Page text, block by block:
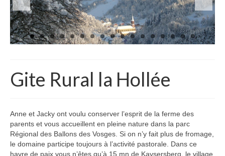
Gite Rural la Hollée
Anne et Jacky ont voulu conserver l’esprit de la ferme des
parents et vous accueillent en pleine nature dans la parc
Régional des Ballons des Vosges. Si on n’y fait plus de fromage,
le domaine participe toujours à l’activité pastorale. Dans ce
havre de paix vous n’êtes qu’à 15 mn de Kaysersberg, le village